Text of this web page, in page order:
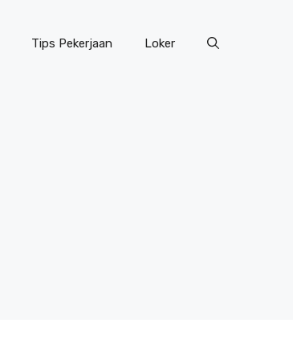
Tips Pekerjaan Loker